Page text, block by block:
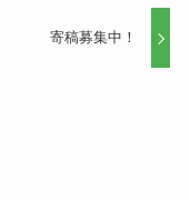
寄稿募集中！